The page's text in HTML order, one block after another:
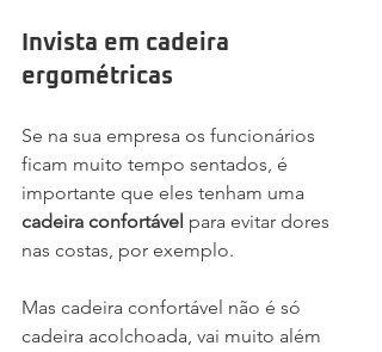
Invista em cadeira
ergométricas
Se na sua empresa os funcionários
ficam muito tempo sentados, é
importante que eles tenham uma
cadeira confortável para evitar dores
nas costas, por exemplo.
Mas cadeira confortável não é só
cadeira acolchoada, vai muito além